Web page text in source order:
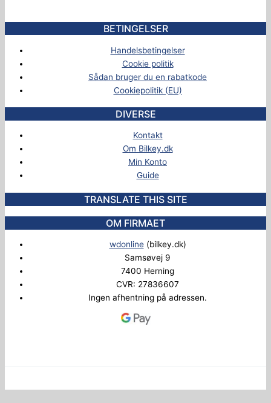
BETINGELSER
Handelsbetingelser
Cookie politik
Sådan bruger du en rabatkode
Cookiepolitik (EU)
DIVERSE
Kontakt
Om Bilkey.dk
Min Konto
Guide
TRANSLATE THIS SITE
OM FIRMAET
wdonline(bilkey.dk)
Samsøvej 9
7400 Herning
CVR: 27836607
Ingen afhentning på adressen.